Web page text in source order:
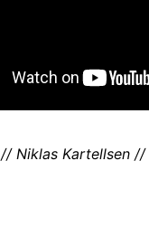
// Niklas Kartellsen //